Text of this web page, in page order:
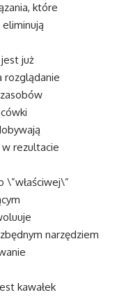
które
już
rozglądanie
w rezultacie
narzędziem
kawałek